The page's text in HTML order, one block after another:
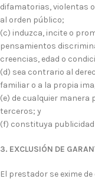
difamatorias, violentas
al orden público;
(c) induzca, incite o
pensamientos
creencias, edad o
(d) sea contrario al
familiar o a la propia
(e) de cualquier manera
terceros; y
(f) constituya
3. EXCLUSIÓN DE
El prestador se exime